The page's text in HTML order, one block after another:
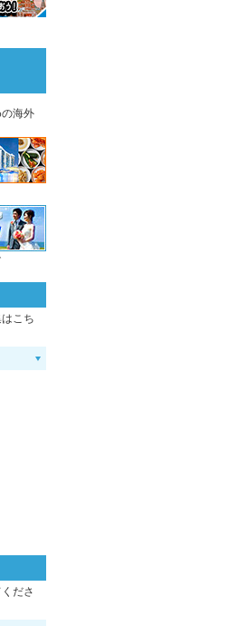
海外
こち
ださ